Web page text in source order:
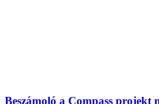
Beszámoló a Compass projekt